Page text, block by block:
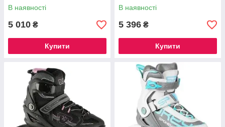
В наявності
5 010 ₴
Купити
В наявності
5 396 ₴
Купити